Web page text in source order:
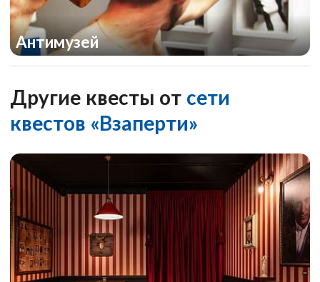
Антимузей
Другие квесты от сети
квестов «Взаперти»